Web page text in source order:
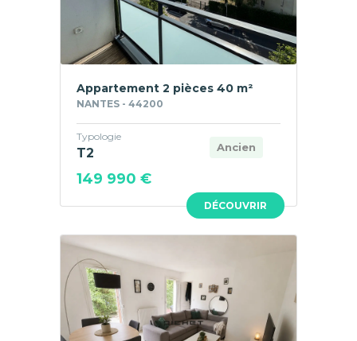
DÉCOUVRIR
Appartement 2 pièces 40 m²
NANTES - 44200
Ancien
Typologie
T2
149 990 €